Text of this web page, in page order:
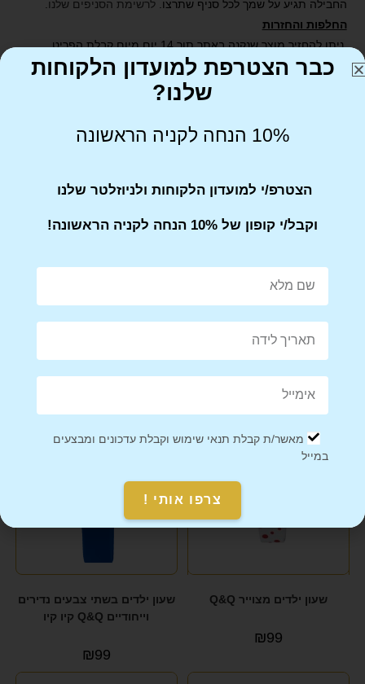
החבילה תגיע על שמך לכל סניף שתרצו.לרשימת הסניפים שלנו
החלפות והחזרות
ניתן להחזיר מוצר שנקנה באתר תוך 14 יום מיום קבלת הפריט.
יש לדאוג שהמוצר הוחזר באריזתו המקורית
Pin This Product
מוצרים קשורים
שעון ילדים מצוייר Q&Q
₪99
שעון ילדים בשתי צבעים נדירים
וייחודיים Q&Q קיו קיו
₪99
כבר הצטרפת למועדון הלקוחות
שלנו?
10% הנחה לקניה הראשונה
הצטרפ/י למועדון הלקוחות ולניוזלטר שלנו
וקבל/י קופון של 10% הנחה לקניה הראשונה!
מאשר/ת קבלת תנאי שימוש וקבלת עדכונים ומבצעים
במייל
צרפו אותי !